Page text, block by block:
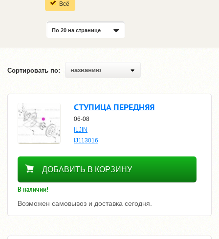
Всё
По 20 на странице
Сортировать по: названию
СТУПИЦА ПЕРЕДНЯЯ
06-08
ILJIN
IJ113016
8480
ДОБАВИТЬ В КОРЗИНУ
В наличии!
Возможен самовывоз и доставка сегодня.